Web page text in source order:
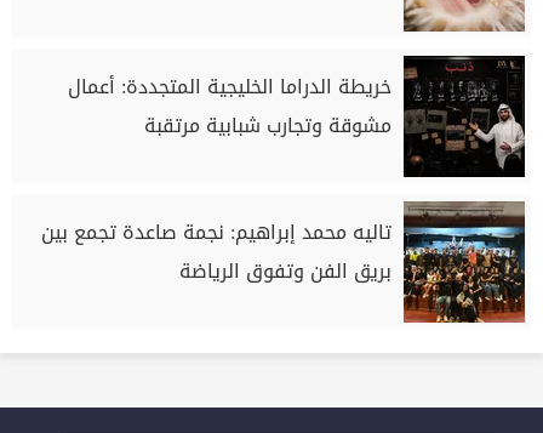
خريطة الدراما الخليجية المتجددة: أعمال
مشوقة وتجارب شبابية مرتقبة
تاليه محمد إبراهيم: نجمة صاعدة تجمع بين
بريق الفن وتفوق الرياضة